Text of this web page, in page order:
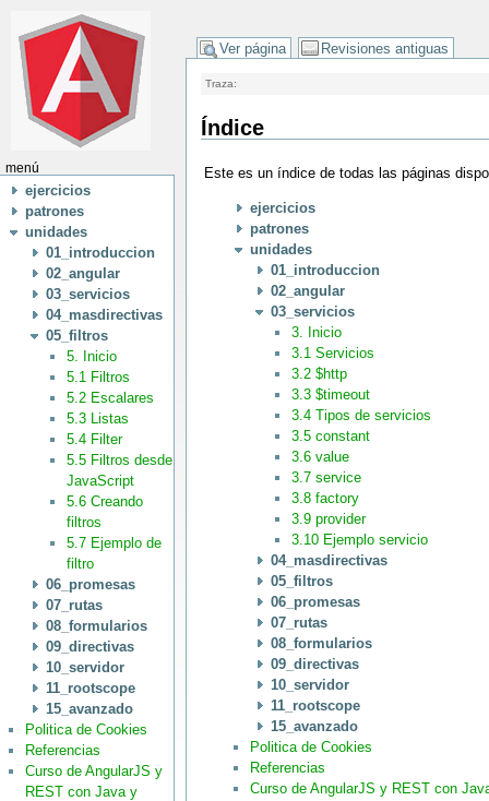
menú
ejercicios
patrones
unidades
01_introduccion
02_angular
03_servicios
04_masdirectivas
05_filtros
5. Inicio
5.1 Filtros
5.2 Escalares
5.3 Listas
5.4 Filter
5.5 Filtros desde
JavaScript
5.6 Creando
filtros
5.7 Ejemplo de
filtro
06_promesas
07_rutas
08_formularios
09_directivas
10_servidor
11_rootscope
15_avanzado
Politica de Cookies
Referencias
Curso de AngularJS y
REST con Java y
Ver página Revisiones antiguas
Traza:
Índice
Este es un índice de todas las páginas
ejercicios
patrones
unidades
01_introduccion
02_angular
03_servicios
3. Inicio
3.1 Servicios
3.2 $http
3.3 $timeout
3.4 Tipos de servicios
3.5 constant
3.6 value
3.7 service
3.8 factory
3.9 provider
3.10 Ejemplo servicio
04_masdirectivas
05_filtros
06_promesas
07_rutas
08_formularios
09_directivas
10_servidor
11_rootscope
15_avanzado
Politica de Cookies
Referencias
Curso de AngularJS y REST con